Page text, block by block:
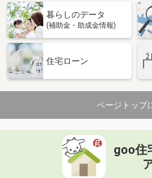
専有面積 58.84m²
間取り
大分県中津市大字永添
住 所
大分県中
専有面積 50.78m²
間取り
2LDK
大分県大分市大字津守
価 格
住 所
大分県大分
暮らしのデータ
(補助金・助成金情報)
住宅ローン
ページトップ
goo住